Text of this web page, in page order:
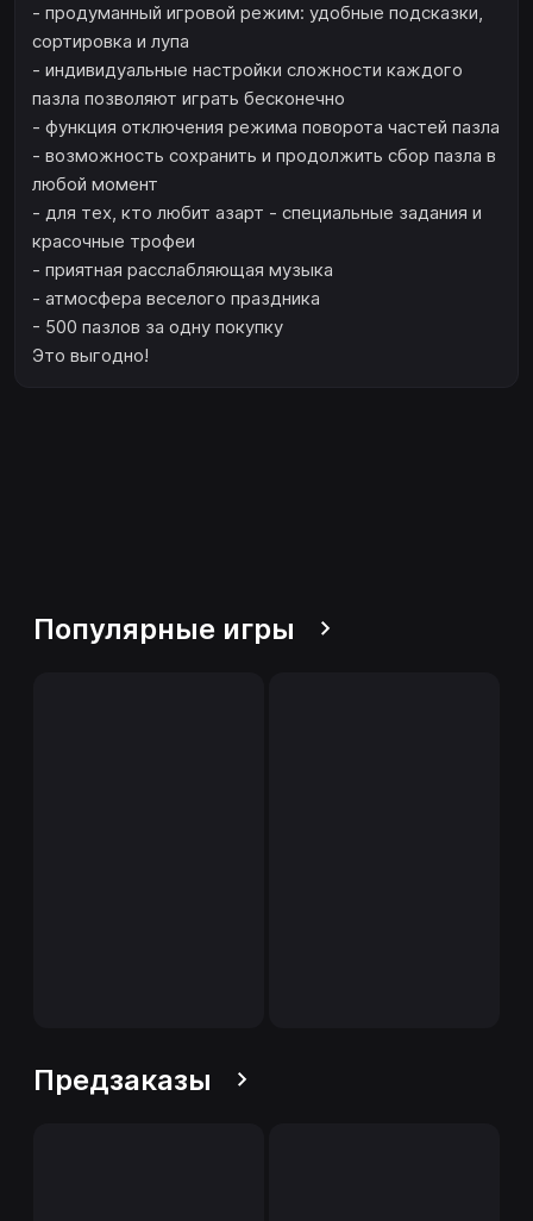
- продуманный игровой режим: удобные подсказки,
сортировка и лупа
- индивидуальные настройки сложности каждого
пазла позволяют играть бесконечно
- функция отключения режима поворота частей пазла
- возможность сохранить и продолжить сбор пазла в
любой момент
- для тех, кто любит азарт - специальные задания и
красочные трофеи
- приятная расслабляющая музыка
- атмосфера веселого праздника
- 500 пазлов за одну покупку
Это выгодно!
Популярные игры
Предзаказы